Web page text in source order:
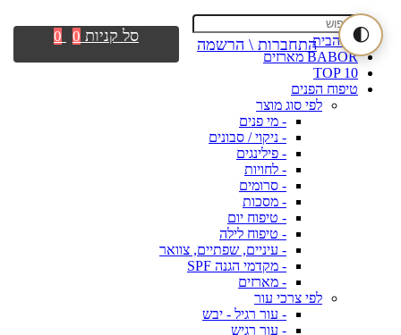
🌓דף הבית
BABOR מארזים
TOP 10
טיפוח הפנים
לפי סוג מוצר
- מי פנים
- ניקוי / סבונים
- פילינגים
- לחויות
- סרומים
- מסכות
- טיפוח יום
- טיפוח לילה
- עיניים, שפתיים, צוואר
- מקדמי הגנה SPF
- מארזים
לפי צרכי עור
- עור רגיל - יבש
- עור רגיש
התחברות \ הרשמה סל קניות 0
0